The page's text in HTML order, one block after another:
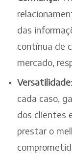
das
contínua de
mercado,
Versatilidade
cada caso,
dos clientes
prestar o